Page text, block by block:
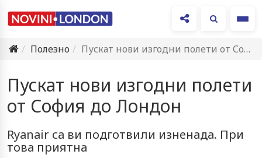
Полезно
Пускат нови изгодни полети от София до Лондон
Пускат нови изгодни полети
от София до Лондон
Ryanair са ви подготвили изненада. При
това приятна